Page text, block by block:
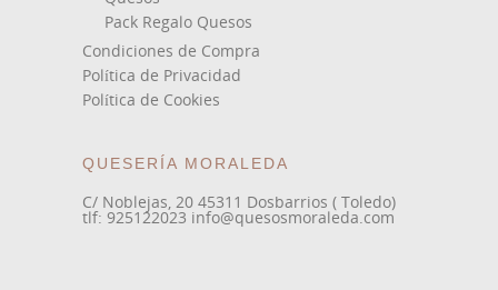
Pack Regalo Quesos
Condiciones de Compra
Política de Privacidad
Política de Cookies
QUESERÍA MORALEDA
C/ Noblejas, 20 45311 Dosbarrios ( Toledo)
tlf: 925122023 info@quesosmoraleda.com